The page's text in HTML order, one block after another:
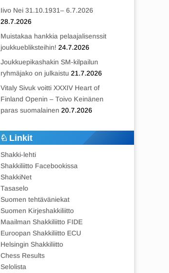
Iivo Nei 31.10.1931– 6.7.2026
28.7.2026
Muistakaa hankkia pelaajalisenssit
joukkuebliksteihin! 24.7.2026
Joukkuepikashakin SM-kilpailun
ryhmäjako on julkaistu 21.7.2026
Vitaly Sivuk voitti XXXIV Heart of
Finland Openin – Toivo Keinänen
paras suomalainen 20.7.2026
Linkit
Shakki-lehti
Shakkiliitto Facebookissa
ShakkiNet
Tasaselo
Suomen tehtäväniekat
Suomen Kirjeshakkiliitto
Maailman Shakkiliitto FIDE
Euroopan Shakkiliitto ECU
Helsingin Shakkiliitto
Chess Results
Selolista